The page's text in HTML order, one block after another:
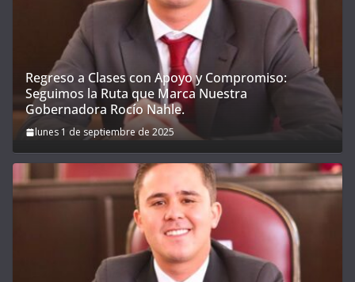
Regreso a Clases con Apoyo y Compromiso:
Seguimos la Ruta que Marca Nuestra
Gobernadora Rocío Nahle.
lunes 1 de septiembre de 2025